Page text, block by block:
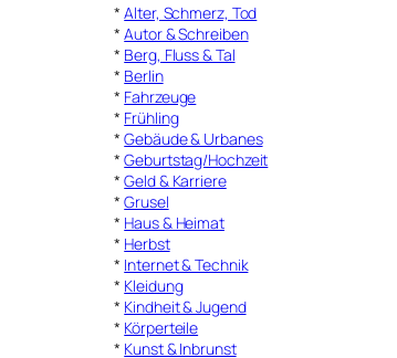
*Alter, Schmerz, Tod
*Autor & Schreiben
* Berg, Fluss & Tal
* Berlin
* Fahrzeuge
* Frühling
*Gebäude & Urbanes
*Geburtstag/Hochzeit
*Geld & Karriere
*Grusel
* Haus & Heimat
* Herbst
* Internet & Technik
* Kleidung
* Kindheit & Jugend
* Körperteile
* Kunst & Inbrunst